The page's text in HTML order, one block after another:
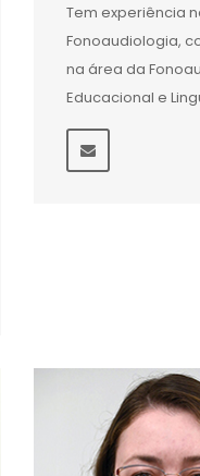
Tem experiência
Fonoaudiologia,
na área da
Educacional e